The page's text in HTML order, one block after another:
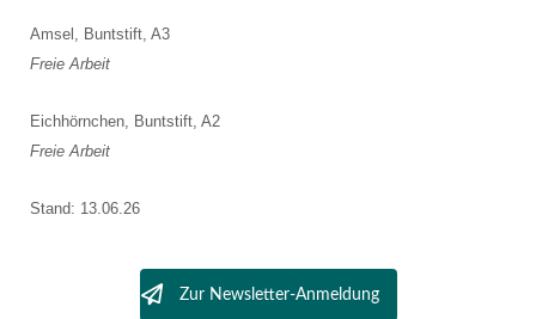
Amsel, Buntstift, A3
Freie Arbeit
Eichhörnchen, Buntstift, A2
Freie Arbeit
Stand: 13.06.26
Zur Newsletter-Anmeldung